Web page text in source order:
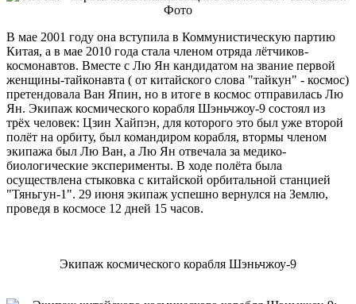
В мае 2001 году она вступила в Коммунистическую партию
Китая, а в мае 2010 года стала членом отряда лётчиков-
космонавтов. Вместе с Лю Ян кандидатом на звание первой
женщины-тайконавта ( от китайского слова "тайкун" - космос)
претендовала Ван Япин, но в итоге в космос отправилась Лю
Ян. Экипаж космического корабля Шэньчжоу-9 состоял из
трёх человек: Цзин Хайпэн, для которого это был уже второй
полёт на орбиту, был командиром корабля, втормы членом
экипажа был Лю Ван, а Лю Ян отвечала за медико-
биологические эксперименты. В ходе полёта была
осуществлена стыковка с китайской орбитальной станцией
"Тяньгун-1". 29 июня экипаж успешно вернулся на Землю,
проведя в космосе 12 дней 15 часов.
Экипаж космического корабля Шэньчжоу-9